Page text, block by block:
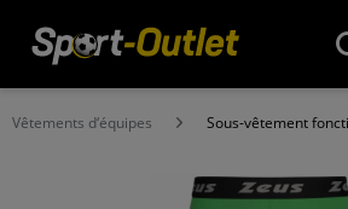
Vêtements d‘équipes Sous-vêtement